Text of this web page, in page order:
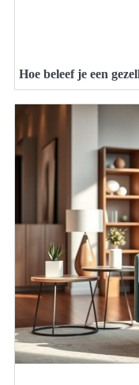
Hoe beleef je een